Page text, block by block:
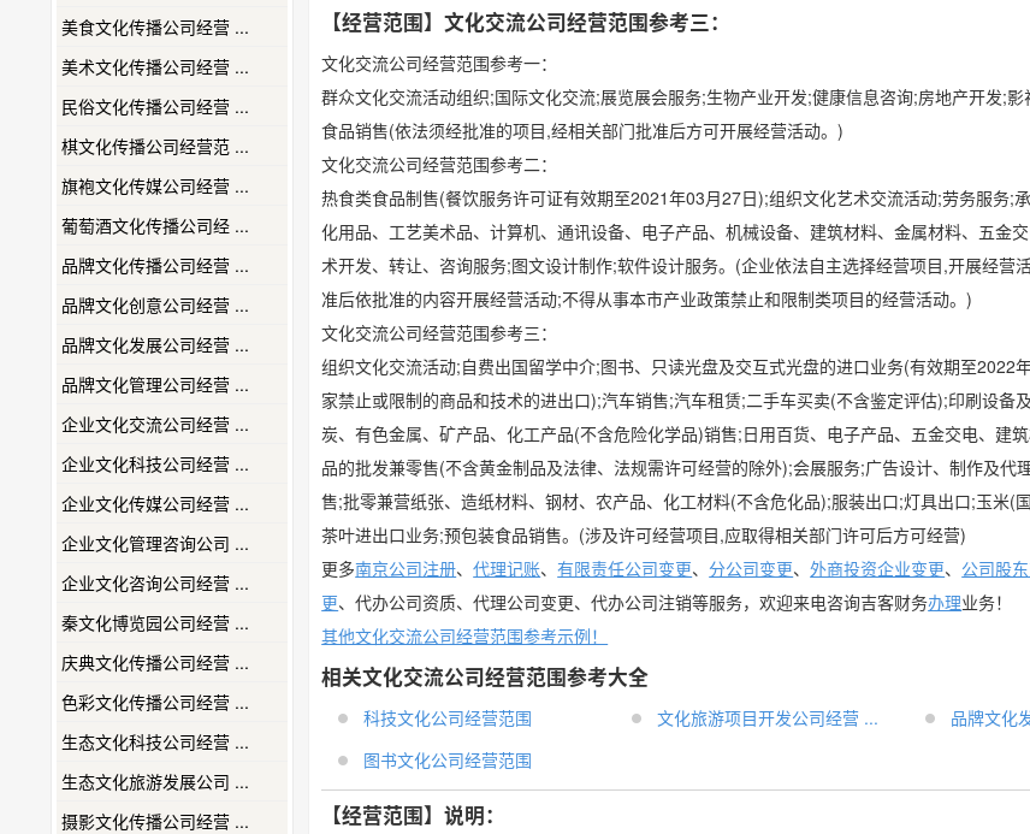
美食文化传播公司经营 ...
美术文化传播公司经营 ...
民俗文化传播公司经营 ...
棋文化传播公司经营范 ...
旗袍文化传媒公司经营 ...
葡萄酒文化传播公司经 ...
品牌文化传播公司经营 ...
品牌文化创意公司经营 ...
品牌文化发展公司经营 ...
品牌文化管理公司经营 ...
企业文化交流公司经营 ...
企业文化科技公司经营 ...
企业文化传媒公司经营 ...
企业文化管理咨询公司 ...
企业文化咨询公司经营 ...
秦文化博览园公司经营 ...
庆典文化传播公司经营 ...
色彩文化传播公司经营 ...
生态文化科技公司经营 ...
生态文化旅游发展公司 ...
摄影文化传播公司经营 ...
【经营范围】文化交流公司经营范围参考三：
文化交流公司经营范围参考一：
群众文化交流活动组织;国际文化交流;展览展会服务;生物产业开发;健康信息咨询;房地产开发;
食品销售(依法须经批准的项目,经相关部门批准后方可开展经营活动。)
文化交流公司经营范围参考二：
热食类食品制售(餐饮服务许可证有效期至2021年03月27日);组织文化艺术交流活动;劳务服务;
化用品、工艺美术品、计算机、通讯设备、电子产品、机械设备、建筑材料、金属材料、五金
术开发、转让、咨询服务;图文设计制作;软件设计服务。(企业依法自主选择经营项目,开展经营
准后依批准的内容开展经营活动;不得从事本市产业政策禁止和限制类项目的经营活动。)
文化交流公司经营范围参考三：
组织文化交流活动;自费出国留学中介;图书、只读光盘及交互式光盘的进口业务(有效期至2022
家禁止或限制的商品和技术的进出口);汽车销售;汽车租赁;二手车买卖(不含鉴定评估);印刷设备
炭、有色金属、矿产品、化工产品(不含危险化学品)销售;日用百货、电子产品、五金交电、建
品的批发兼零售(不含黄金制品及法律、法规需许可经营的除外);会展服务;广告设计、制作及代
售;批零兼营纸张、造纸材料、钢材、农产品、化工材料(不含危化品);服装出口;灯具出口;玉米(
茶叶进出口业务;预包装食品销售。(涉及许可经营项目,应取得相关部门许可后方可经营)
更多南京公司注册、代理记账、有限责任公司变更、分公司变更、外商投资企业变更、 公司股
更、代办公司资质、代理公司变更、代办公司注销等服务，欢迎来电咨询吉客财务办理业务！
其他文化交流公司经营范围参考示例！
相关文化交流公司经营范围参考大全
科技文化公司经营范围 文化旅游项目开发公司经营 ...
品牌文化
图书文化公司经营范围
【经营范围】说明：